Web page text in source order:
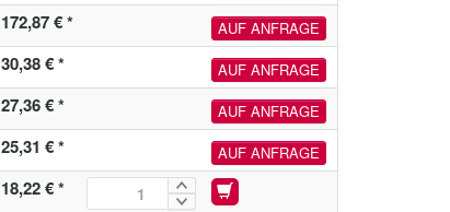
172,87 € * AUF ANFRAGE
30,38 € * AUF ANFRAGE
27,36 € * AUF ANFRAGE
25,31 € * AUF ANFRAGE
18,22 € *